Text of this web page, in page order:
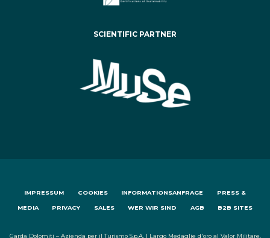
SCIENTIFIC PARTNER
IMPRESSUM COOKIES INFORMATIONSANFRAGE PRESS &
MEDIA PRIVACY SALES WER WIR SIND AGB B2B SITES
Garda Dolomiti – Azienda per il Turismo S.p.A. | Largo Medaglie d'oro al Valor Militare,